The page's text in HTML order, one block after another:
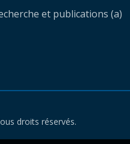
et publications (a)
droits réservés.